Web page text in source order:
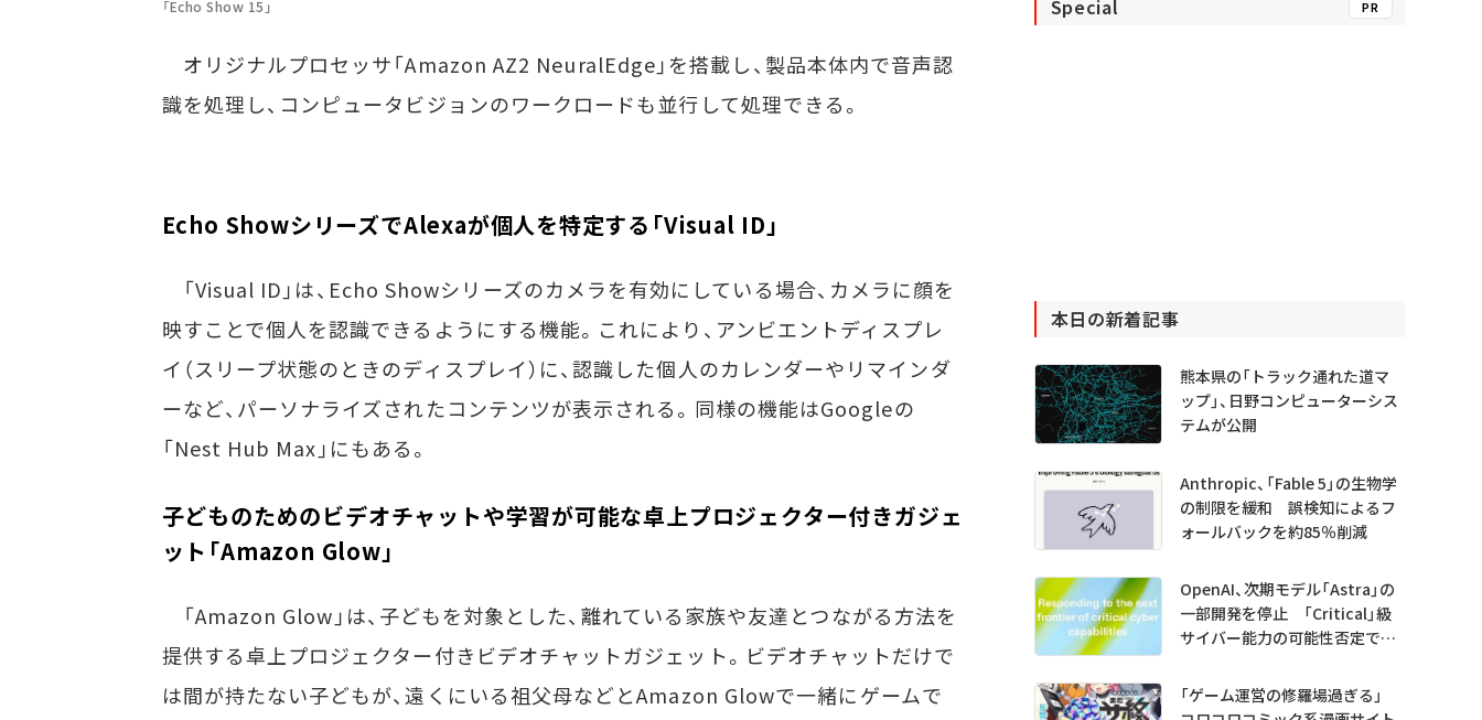
「Echo Show 15」
オリジナルプロセッサ「Amazon AZ2 NeuralEdge」を搭載し、製品本体内で音声認
識を処理し、コンピュータビジョンのワークロードも並行して処理できる。
Echo ShowシリーズでAlexaが個人を特定する「Visual ID」
「Visual ID」は、Echo Showシリーズのカメラを有効にしている場合、カメラに顔を
映すことで個人を認識できるようにする機能。これにより、アンビエントディスプレ
イ（スリープ状態のときのディスプレイ）に、認識した個人のカレンダーやリマインダ
ーなど、パーソナライズされたコンテンツが表示される。同様の機能はGoogleの
「Nest Hub Max」にもある。
子どものためのビデオチャットや学習が可能な卓上プロジェクター付きガジェ
ット「Amazon Glow」
「Amazon Glow」は、子どもを対象とした、離れている家族や友達とつながる方法を
提供する卓上プロジェクター付きビデオチャットガジェット。ビデオチャットだけで
は間が持たない子どもが、遠くにいる祖父母などとAmazon Glowで一緒にゲームで
Special PR
本日の新着記事
熊本県の「トラック通れた道マ
ップ」、日野コンピューターシス
テムが公開
Anthropic、「Fable 5」の生物学
の制限を緩和 誤検知によるフ
ォールバックを約85％削減
OpenAI、次期モデル「Astra」の
一部開発を停止 「Critical」級
サイバー能力の可能性否定でき
「ゲーム運営の修羅場過ぎる」